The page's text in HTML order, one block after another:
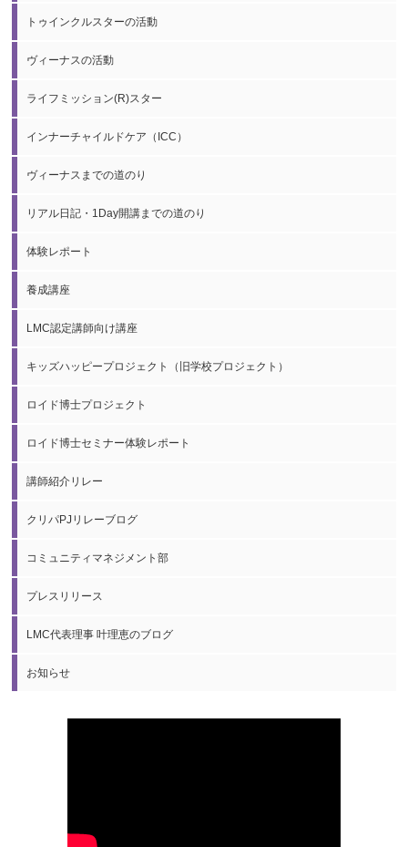
トゥインクルスターの活動
ヴィーナスの活動
ライフミッション(R)スター
インナーチャイルドケア（ICC）
ヴィーナスまでの道のり
リアル日記・1Day開講までの道のり
体験レポート
養成講座
LMC認定講師向け講座
キッズハッピープロジェクト（旧学校プロジェクト）
ロイド博士プロジェクト
ロイド博士セミナー体験レポート
講師紹介リレー
クリパPJリレーブログ
コミュニティマネジメント部
プレスリリース
LMC代表理事 叶理恵のブログ
お知らせ